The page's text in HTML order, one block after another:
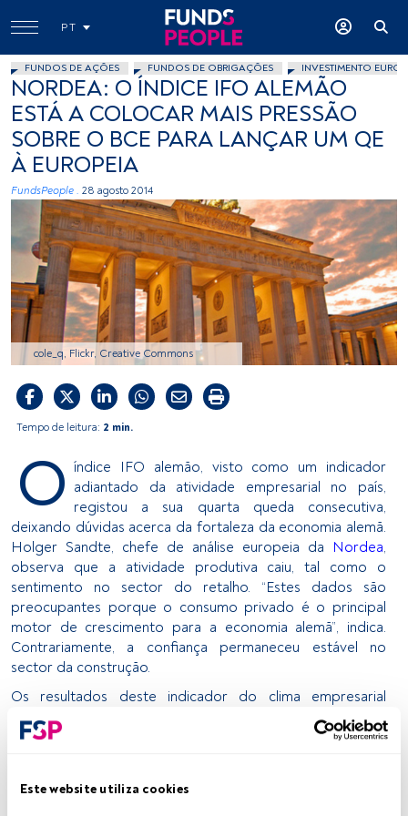
Este website utiliza cookies
PT
FUNDOS DE AÇÕES FUNDOS DE OBRIGAÇÕES INVESTIMENTO
NORDEA: O ÍNDICE IFO ALEMÃO
ESTÁ A COLOCAR MAIS PRESSÃO
SOBRE O BCE PARA LANÇAR UM QE
À EUROPEIA
FundsPeople . 28 agosto 2014
cole_q, Flickr, Creative Commons
Tempo de leitura: 2 min.
O índice IFO alemão, visto como um indicador
adiantado da atividade empresarial no país,
registou a sua quarta queda consecutiva,
deixando dúvidas acerca da fortaleza da economia alemã.
Holger Sandte, chefe de análise europeia da Nordea,
observa que a atividade produtiva caiu, tal como o
sentimento no sector do retalho. “Estes dados são
preocupantes porque o consumo privado é o principal
motor de crescimento para a economia alemã”, indica.
Contrariamente, a confiança permaneceu estável no
sector da construção.
Os resultados deste indicador do clima empresarial
alemão, que se realiza através de um questionário no qual
se mede o clima económico, a situação empresarial atual e
trimestre, quando este se contraiu cerca de 0,2%. O